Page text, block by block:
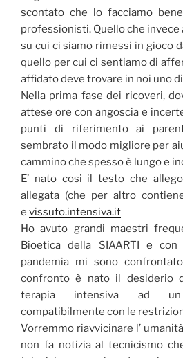
scontato che lo facciamo
professionisti. Quello che invece
su cui ci siamo rimessi in gioco
quello per cui ci sentiamo di
affidato deve trovare in noi uno
Nella prima fase dei ricoveri,
attese ore con angoscia e
punti di riferimento ai
sembrato il modo migliore per
cammino che spesso è lungo e
E’ nato cosi il testo che
allegata (che per altro
e vissuto.intensiva.it
Ho avuto grandi maestri
Bioetica della SIAARTI e
pandemia mi sono
confronto è nato il desiderio
terapia intensiva ad
compatibilmente con le
Vorremmo riavvicinare l’
non fa notizia al tecnicismo